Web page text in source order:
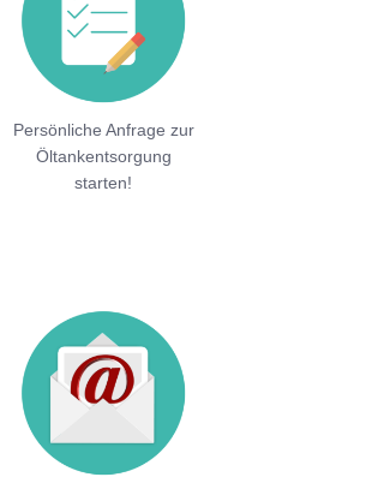
Persönliche Anfrage zur
Öltankentsorgung
starten!